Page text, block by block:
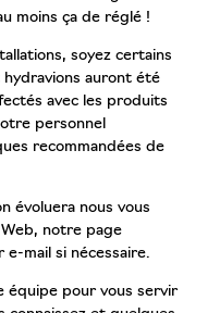
moins ça de réglé !
soyez certains
auront été
avec les produits
personnel
recommandées de
évoluera nous vous
notre page
mail si nécessaire.
équipe pour vous servir